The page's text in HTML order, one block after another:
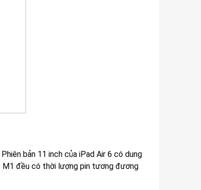
bản 11 inch của iPad Air 6 có dung
M1 đều có thời lượng pin tương đương